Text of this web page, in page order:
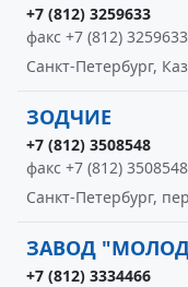
+7 (812) 3259633
факс +7 (812) 3259633
Санкт-Петербург,
ЗОДЧИЕ
+7 (812) 3508548
факс +7 (812) 3508548
Санкт-Петербург,
ЗАВОД
+7 (812) 3334466